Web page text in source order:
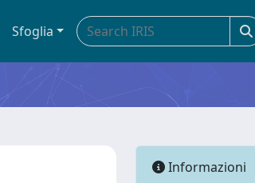
Sfoglia
Informazioni